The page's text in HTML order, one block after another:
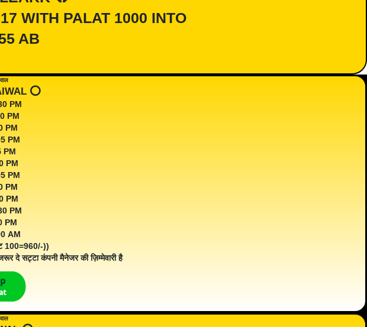
WITH PALAT 1000 INTO
AB
⭕️
PM
PM
PM
PM
PM
PM
PM
PM
PM
PM
PM
AM
100=960/-))
दे सट्टा कंपनी मैनेजर की ज़िम्मेवारी है